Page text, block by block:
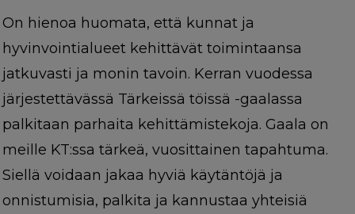
On hienoa huomata, että kunnat ja
hyvinvointialueet kehittävät toimintaansa
jatkuvasti ja monin tavoin. Kerran vuodessa
järjestettävässä Tärkeissä töissä -gaalassa
palkitaan parhaita kehittämistekoja. Gaala on
meille KT:ssa tärkeä, vuosittainen tapahtuma.
Siellä voidaan jakaa hyviä käytäntöjä ja
onnistumisia, palkita ja kannustaa yhteisiä